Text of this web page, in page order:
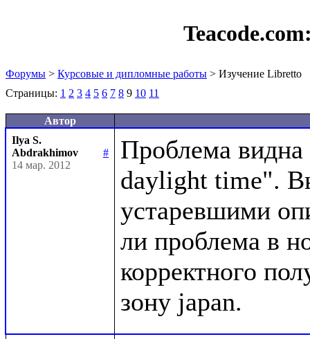
Форумы > Курсовые и дипломные работы > Изучение Libretto
Страницы: 1 2 3 4 5 6 7 8 9 10 11
Автор
Ilya S.
Abdrakhimov
#
14 мар. 2012
Проблема
daylight time".
устаревшими
ли проблема в
корректного